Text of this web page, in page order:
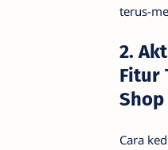
terus-
2.
Fitur
Shop
Cara